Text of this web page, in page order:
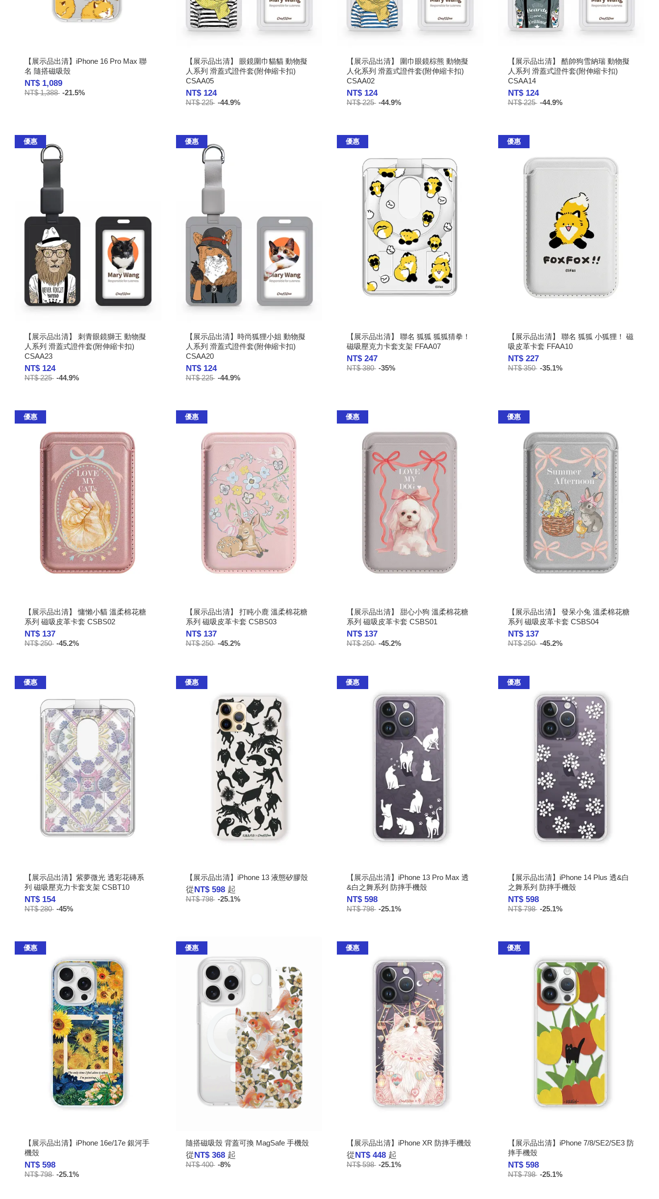
【展示品出清】iPhone 16 Pro Max 聯
名 隨搭磁吸殼
NT$ 1,089
NT$ 1,388 -21.5%
【展示品出清】 眼鏡圍巾貓貓 動物擬
人系列 滑蓋式證件套(附伸縮卡扣)
CSAA05
NT$ 124
NT$ 225 -44.9%
【展示品出清】 圍巾眼鏡棕熊 動物擬
人化系列 滑蓋式證件套(附伸縮卡扣)
CSAA02
NT$ 124
NT$ 225 -44.9%
【展示品出清】 酷帥狗雪納瑞 動物擬
人系列 滑蓋式證件套(附伸縮卡扣)
CSAA14
NT$ 124
NT$ 225 -44.9%
優惠
【展示品出清】 刺青眼鏡獅王 動物擬
人系列 滑蓋式證件套(附伸縮卡扣)
CSAA23
NT$ 124
NT$ 225 -44.9%
優惠
【展示品出清】時尚狐狸小姐 動物擬
人系列 滑蓋式證件套(附伸縮卡扣)
CSAA20
NT$ 124
NT$ 225 -44.9%
優惠
【展示品出清】 聯名 狐狐 狐狐猜拳！
磁吸壓克力卡套支架 FFAA07
NT$ 247
NT$ 380 -35%
優惠
【展示品出清】 聯名 狐狐 小狐狸！ 磁
吸皮革卡套 FFAA10
NT$ 227
NT$ 350 -35.1%
優惠
【展示品出清】 慵懶小貓 溫柔棉花糖
系列 磁吸皮革卡套 CSBS02
NT$ 137
NT$ 250 -45.2%
優惠
【展示品出清】 打盹小鹿 溫柔棉花糖
系列 磁吸皮革卡套 CSBS03
NT$ 137
NT$ 250 -45.2%
優惠
【展示品出清】 甜心小狗 溫柔棉花糖
系列 磁吸皮革卡套 CSBS01
NT$ 137
NT$ 250 -45.2%
優惠
【展示品出清】 發呆小兔 溫柔棉花糖
系列 磁吸皮革卡套 CSBS04
NT$ 137
NT$ 250 -45.2%
優惠
【展示品出清】紫夢微光 透彩花磚系
列 磁吸壓克力卡套支架 CSBT10
NT$ 154
NT$ 280 -45%
優惠
【展示品出清】iPhone 13 液態矽膠殼
從 NT$ 598 起
NT$ 798 -25.1%
優惠
【展示品出清】iPhone 13 Pro Max 透
&白之舞系列 防摔手機殼
NT$ 598
NT$ 798 -25.1%
優惠
【展示品出清】iPhone 14 Plus 透&白
之舞系列 防摔手機殼
NT$ 598
NT$ 798 -25.1%
優惠
【展示品出清】iPhone 16e/17e 銀河手
機殼
NT$ 598
NT$ 798 -25.1%
優惠
隨搭磁吸殼 背蓋可換 MagSafe 手機殼
從 NT$ 368 起
NT$ 400 -8%
優惠
【展示品出清】iPhone XR 防摔手機殼
從 NT$ 448 起
NT$ 598 -25.1%
優惠
【展示品出清】iPhone 7/8/SE2/SE3 防
摔手機殼
NT$ 598
NT$ 798 -25.1%